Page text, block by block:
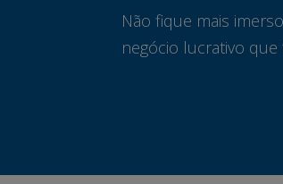
Não fique mais
negócio lucrativo